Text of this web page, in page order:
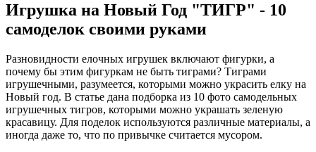
Игрушка на Новый Год "ТИГР" - 10
самоделок своими руками
Разновидности елочных игрушек включают фигурки, а
почему бы этим фигуркам не быть тиграми? Тиграми
игрушечными, разумеется, которыми можно украсить елку на
Новый год. В статье дана подборка из 10 фото самодельных
игрушечных тигров, которыми можно украшать зеленую
красавицу. Для поделок используются различные материалы, а
иногда даже то, что по привычке считается мусором.